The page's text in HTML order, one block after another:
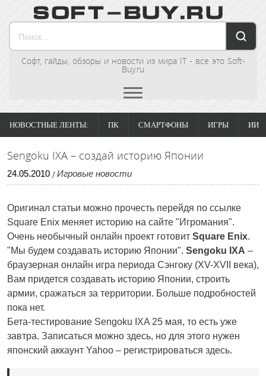
Софт, гайды, обзоры и новости из мира IT - все это Soft-
Buy.ru
НОВОСТНЫЕ ЛЕНТЫ: ПК СМАРТФОНЫ ИГРЫ ИИ
Sengoku IXA – создай историю Японии
24.05.2010 / Игровые новости
Оригинал статьи можно прочесть перейдя по ссылке
Square Enix меняет историю на сайте "Игромания".
Очень необычный онлайн проект готовит Square Enix.
"Мы будем создавать историю Японии". Sengoku IXA –
браузерная онлайн игра периода Сэнгоку (XV-XVII века),
Вам придется создавать историю Японии, строить
армии, сражаться за территории. Больше подробностей
пока нет.
Бета-тестирование Sengoku IXA 25 мая, то есть уже
завтра. Записаться можно здесь, но для этого нужен
японский аккаунт Yahoo – регистрироваться здесь.